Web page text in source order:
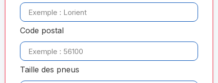
Code postal
Taille des pneus